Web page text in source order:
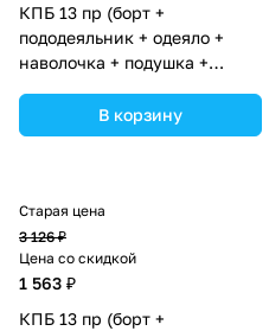
КПБ 13 пр (борт +
пододеяльник + одеяло +
наволочка + подушка +
(№1126-2-1бб_03) цвета в
ассортименте.
В корзину
Старая цена
3 126 ₽
Цена со скидкой
1 563 ₽
КПБ 13 пр (борт +